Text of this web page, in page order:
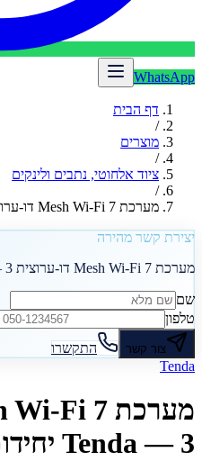
WhatsApp
דף הבית
/
מוצרים
/
ציוד אלחוטי, נתבים ולינקים
/
מערכת Mesh Wi-Fi 7 דו-ערוצית Tenda — 3 יחידות
יצירת קשר מהירה
מערכת Mesh Wi-Fi 7 דו-ערוצית Tenda — 3 יחידות
שם
טלפון
צור קשר
התקשרו
Tenda
Tenda — 3 יחידות